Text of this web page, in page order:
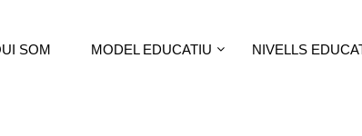
SOM MODEL EDUCATIU NIVELLS